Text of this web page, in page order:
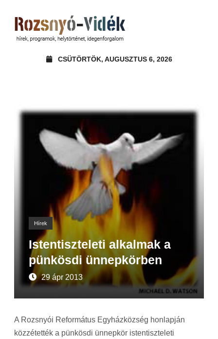
CSÜTÖRTÖK, AUGUSZTUS 6, 2026
Hírek
Istentiszteleti alkalmak a
pünkösdi ünnepkörben
29 ápr 2013
A Rozsnyói Református Egyházközség honlapján
közzétették a pünkösdi ünnepkör istentiszteleti